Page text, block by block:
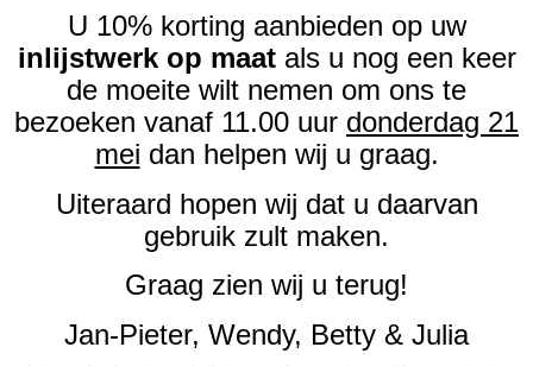
U 10% korting aanbieden op uw
inlijstwerk op maatals u nog een keer
de moeite wilt nemen om ons te
bezoeken vanaf 11.00 uur donderdag 21
mei dan helpen wij u graag.
Uiteraard hopen wij dat u daarvan
gebruik zult maken.
Graag zien wij u terug!
Jan-Pieter, Wendy, Betty & Julia